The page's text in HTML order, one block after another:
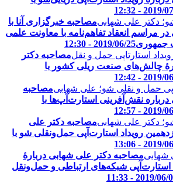
2019/07/06
مصاحبه خبرگزاری آنا با
مراسم انعقاد تفاهم‌نامه با معاونت علمی
جمهوری2019/06/25 - 12:30
مصاحبه دکتر
چالش‌های صنعت ریلی کشور با
2019/06/15
مصاحبه
نقش‌آفرینی استارت‌آپ‌ها با
2019/06/10
مصاحبه دکتر علی
رویداد استارت‌آپی حمل‌ونقلی شو با
2019/06/04
مصاحبه دکتر علی شهابی دربارۀ
استارت‌آپی شبکه‌های ارتباطی و حمل‌ونقل
2019/06/04 -